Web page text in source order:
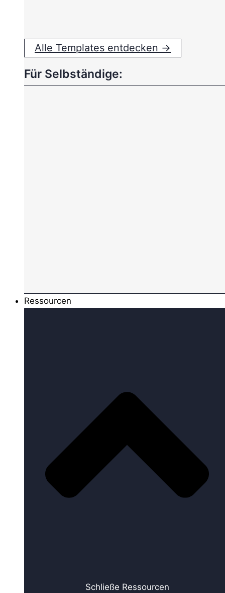
Alle Templates entdecken →
Für Selbständige:
Ressourcen
Schließe Ressourcen